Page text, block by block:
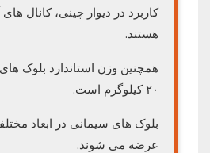
کاربرد در دیوار چینی، کانال های
هستند.
۲۰ کیلوگرم است.
بلوک های سیمانی در ابعاد
عرضه می شوند.